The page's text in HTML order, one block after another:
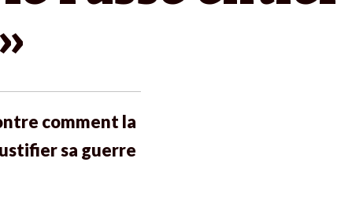
comment la
sa guerre